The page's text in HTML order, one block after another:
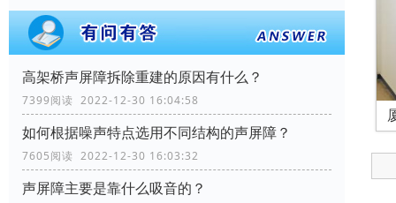
高架桥声屏障拆除重建的原因有什么？
7399阅读 2022-12-30 16:04:58
如何根据噪声特点选用不同结构的声屏障？
7605阅读 2022-12-30 16:03:32
声屏障主要是靠什么吸音的？